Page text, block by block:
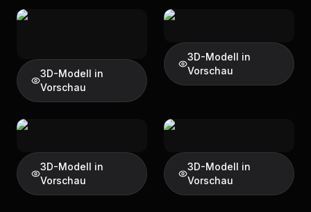
3D-Modell in
Vorschau
3D-Modell in
Vorschau
3D-Modell in
Vorschau
3D-Modell in
Vorschau